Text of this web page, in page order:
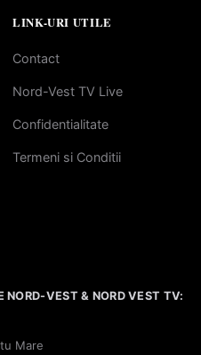
LINK-URI UTILE
Contact
Nord-Vest TV Live
Confidentialitate
Termeni si Conditii
NORD-VEST & NORD VEST TV:
Mare